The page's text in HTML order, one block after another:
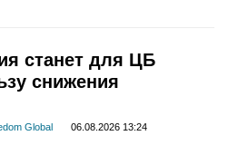
станет для ЦБ
снижения
Global
06.08.2026 13:24